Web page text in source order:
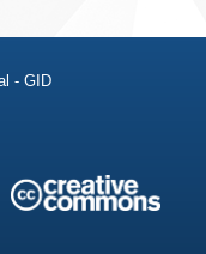
- GID